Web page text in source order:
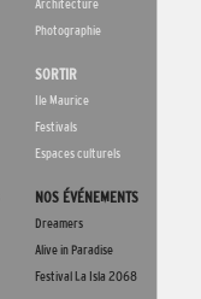
Photographie
SORTIR
Ile Maurice
Festivals
Espaces culturels
NOS ÉVÉNEMENTS
Dreamers
Alive in Paradise
Festival La Isla 2068